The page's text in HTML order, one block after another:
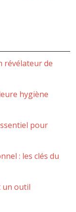
révélateur de
hygiène
pour
: les clés du
un outil